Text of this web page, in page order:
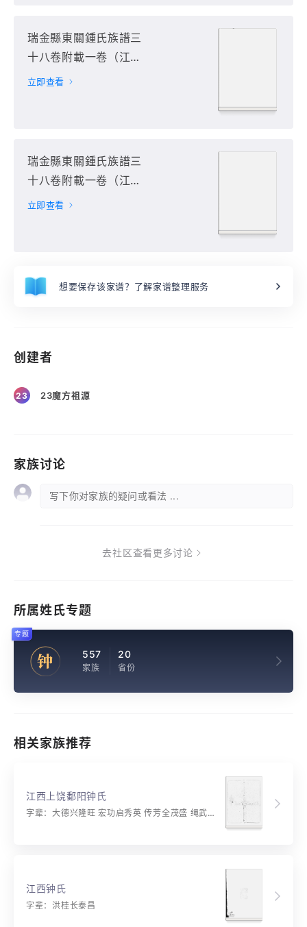
瑞金縣東關鍾氏族譜三
十八卷附載一卷（江西
省贛州市瑞金市）第35
立即查看
瑞金縣東關鍾氏族譜三
十八卷附載一卷（江西
省贛州市瑞金市）第36
立即查看
想要保存该家谱？了解家谱整理服务
创建者
23 23魔方祖源
家族讨论
写下你对家族的疑问或看法 ...
去社区查看更多讨论
所属姓氏专题
钟 557
家族
20
省份
专题
相关家族推荐
江西上饶鄱阳钟氏
字辈：大德兴隆旺 宏功启秀英 传芳全茂盛 绳武耀长春
江西钟氏
字辈：洪桂长泰昌